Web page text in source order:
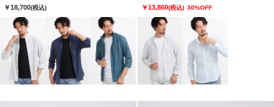
￥18,700(税込) ￥13,860(税込) 30%OFF